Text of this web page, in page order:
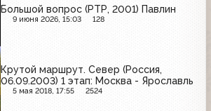
Большой вопрос (РТР, 2001) Павлин
9 июня 2026, 15:03 128
Крутой маршрут. Север (Россия,
06.09.2003) 1 этап: Москва - Ярославль
5 мая 2018, 17:55 2524